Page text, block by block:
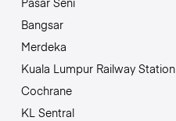
Bangsar
Merdeka
Kuala Lumpur Railway Station
Cochrane
KL Sentral